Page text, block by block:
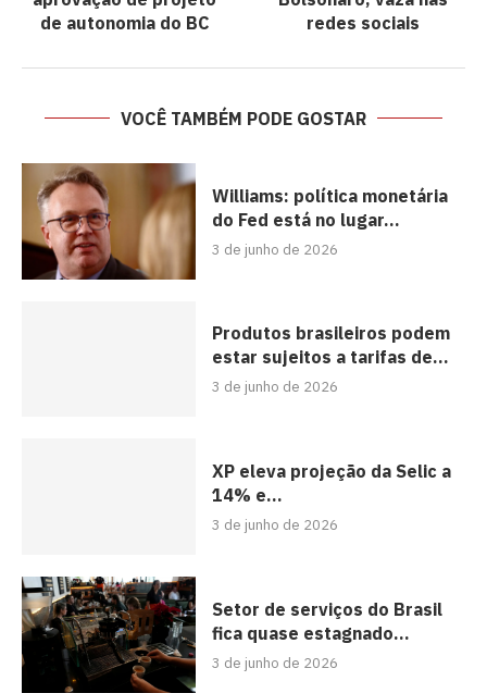
de autonomia do BC
redes sociais
VOCÊ TAMBÉM PODE GOSTAR
Williams: política monetária
do Fed está no lugar...
3 de junho de 2026
Produtos brasileiros podem
estar sujeitos a tarifas de...
3 de junho de 2026
XP eleva projeção da Selic a
14% e...
3 de junho de 2026
Setor de serviços do Brasil
fica quase estagnado...
3 de junho de 2026